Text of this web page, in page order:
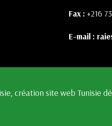
Fax : +216
E-mail :